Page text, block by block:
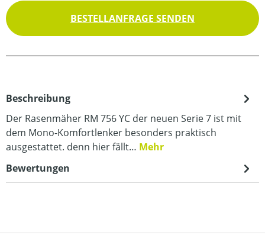
BESTELLANFRAGE SENDEN
Beschreibung
Der Rasenmäher RM 756 YC der neuen Serie 7 ist mit
dem Mono-Komfortlenker besonders praktisch
ausgestattet. denn hier fällt… Mehr
Bewertungen